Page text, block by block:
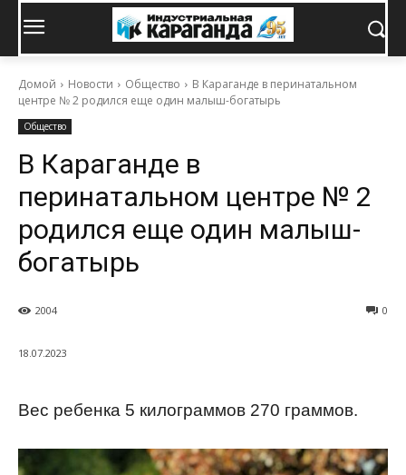
Домой Новости Общество
В Караганде в перинатальном
центре № 2 родился еще один малыш-богатырь
Общество
В Караганде в
перинатальном центре № 2
родился еще один малыш-
богатырь
0
2004
18.07.2023
Вес ребенка 5 килограммов 270 граммов.